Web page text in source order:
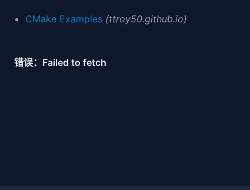
CMake Examples (ttroy50.github.io)